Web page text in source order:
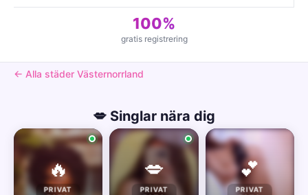
100%
gratis registrering
← Alla städer Västernorrland
💋 Singlar nära dig
🔥
PRIVAT
💋
PRIVAT
💕
PRIVAT